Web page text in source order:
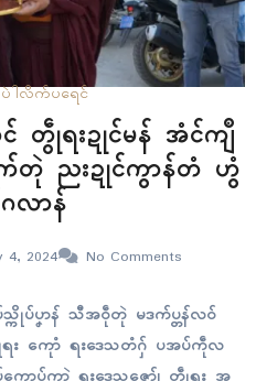
ါလိက်ပရေၚ်
ၚ် တွဵုရးဍုၚ်မန် အံၚ်ကျဳ
က်တုဲ ညးဍုၚ်ကွာန်တံ ဟွံ
လာန်
4, 2024 No Comments
ကိုပ်ပၞာန် သီအဝဵုတုဲ မဒက်ပ္တန်လဝ်
း ကေုာံ ရးဒေသတံဂှ် ပအပ်ကဵုလ